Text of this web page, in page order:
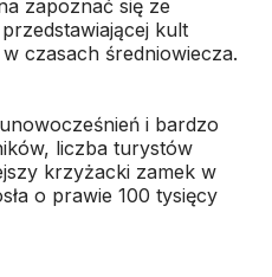
zapoznać się ze
kult
czasach średniowiecza.
i bardzo
liczba turystów
krzyżacki zamek w
o prawie 100 tysięcy